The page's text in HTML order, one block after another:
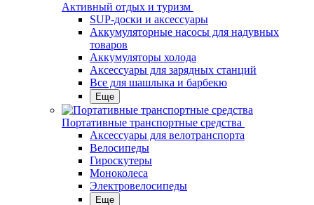
Активный отдых и туризм
SUP-доски и аксессуары
Аккумуляторные насосы для надувных
товаров
Аккумуляторы холода
Аксессуары для зарядных станций
Все для шашлыка и барбекю
Еще
Портативные транспортные средства
Аксессуары для велотранспорта
Велосипеды
Гироскутеры
Моноколеса
Электровелосипеды
Еще